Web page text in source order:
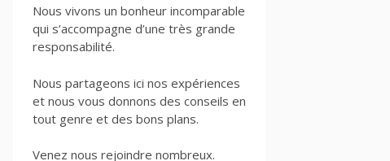
Nous vivons un bonheur incomparable
qui s’accompagne d’une très grande
responsabilité.
Nous partageons ici nos expériences
et nous vous donnons des conseils en
tout genre et des bons plans.
Venez nous rejoindre nombreux.